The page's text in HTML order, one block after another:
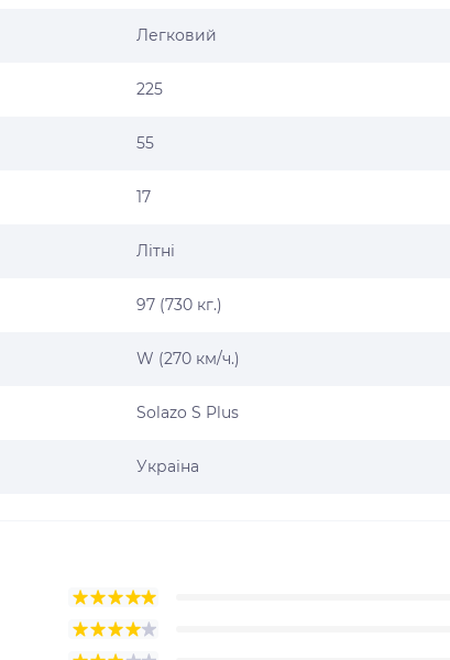
Легковий
225
55
17
Літні
97 (730 кг.)
W (270 км/ч.)
Solazo S Plus
Украіна